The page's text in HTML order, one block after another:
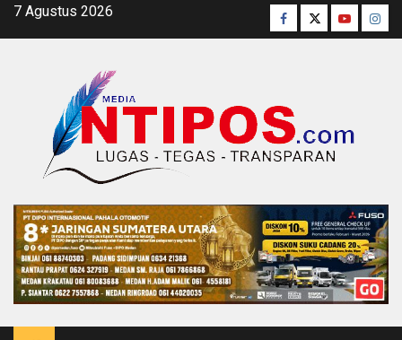
Skip7 Agustus 2026 Facebook
TwitterYoutube